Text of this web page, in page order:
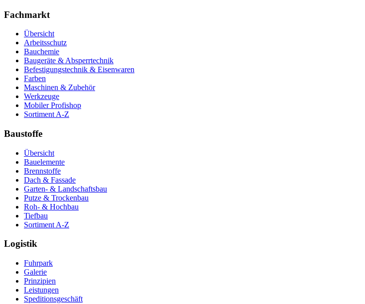
Fachmarkt
Übersicht
Arbeitsschutz
Bauchemie
Baugeräte & Absperrtechnik
Befestigungstechnik & Eisenwaren
Farben
Maschinen & Zubehör
Werkzeuge
Mobiler Profishop
Sortiment A-Z
Baustoffe
Übersicht
Bauelemente
Brennstoffe
Dach & Fassade
Garten- & Landschaftsbau
Putze & Trockenbau
Roh- & Hochbau
Tiefbau
Sortiment A-Z
Logistik
Fuhrpark
Galerie
Prinzipien
Leistungen
Speditionsgeschäft